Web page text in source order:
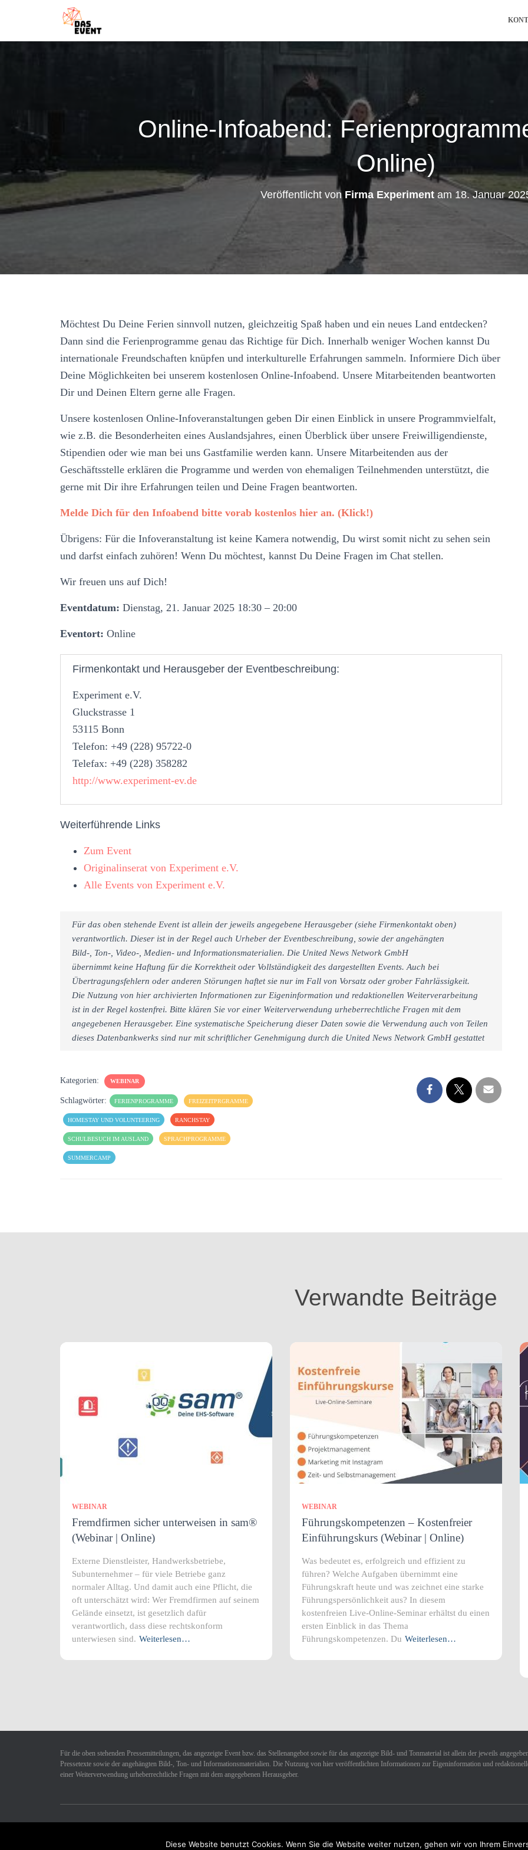
Online-Infoabend:
Online)
Veröffentlicht von Firma Experiment am 18. Januar
Möchtest Du Deine Ferien sinnvoll nutzen, gleichzeitig Spaß haben und ein neues Land entdecken?
Dann sind die Ferienprogramme genau das Richtige für Dich. Innerhalb weniger Wochen kannst Du
internationale Freundschaften knüpfen und interkulturelle Erfahrungen sammeln. Informiere Dich über
Deine Möglichkeiten bei unserem kostenlosen Online-Infoabend. Unsere Mitarbeitenden beantworten
Dir und Deinen Eltern gerne alle Fragen.
Unsere kostenlosen Online-Infoveranstaltungen geben Dir einen Einblick in unsere Programmvielfalt,
wie z.B. die Besonderheiten eines Auslandsjahres, einen Überblick über unsere Freiwilligendienste,
Stipendien oder wie man bei uns Gastfamilie werden kann. Unsere Mitarbeitenden aus der
Geschäftsstelle erklären die Programme und werden von ehemaligen Teilnehmenden unterstützt, die
gerne mit Dir ihre Erfahrungen teilen und Deine Fragen beantworten.
Melde Dich für den Infoabend bitte vorab kostenlos hier an. (Klick!)
Übrigens: Für die Infoveranstaltung ist keine Kamera notwendig, Du wirst somit nicht zu sehen sein
und darfst einfach zuhören! Wenn Du möchtest, kannst Du Deine Fragen im Chat stellen.
Wir freuen uns auf Dich!
Eventdatum: Dienstag, 21. Januar 2025 18:30 – 20:00
Eventort: Online
Firmenkontakt und Herausgeber der Eventbeschreibung:
Experiment e.V.
Gluckstrasse 1
53115 Bonn
Telefon: +49 (228) 95722-0
Telefax: +49 (228) 358282
http://www.experiment-ev.de
Weiterführende Links
Zum Event
Originalinserat von Experiment e.V.
Alle Events von Experiment e.V.
Für das oben stehende Event ist allein der jeweils angegebene Herausgeber (siehe Firmenkontakt oben)
verantwortlich. Dieser ist in der Regel auch Urheber der Eventbeschreibung, sowie der angehängten
Bild-, Ton-, Video-, Medien- und Informationsmaterialien. Die United News Network GmbH
übernimmt keine Haftung für die Korrektheit oder Vollständigkeit des dargestellten Events. Auch bei
Übertragungsfehlern oder anderen Störungen haftet sie nur im Fall von Vorsatz oder grober Fahrlässigkeit.
Die Nutzung von hier archivierten Informationen zur Eigeninformation und redaktionellen Weiterverarbeitung
ist in der Regel kostenfrei. Bitte klären Sie vor einer Weiterverwendung urheberrechtliche Fragen mit dem
angegebenen Herausgeber. Eine systematische Speicherung dieser Daten sowie die Verwendung auch von Teilen
dieses Datenbankwerks sind nur mit schriftlicher Genehmigung durch die United News Network GmbH gestattet
Kategorien: WEBINAR
Schlagwörter: FERIENPROGRAMME FREIZEITPRGRAMME
HOMESTAY UND VOLUNTEERING RANCHSTAY
SCHULBESUCH IM AUSLAND SPRACHPROGRAMME
SUMMERCAMP
Verwandte Beiträge
WEBINAR
Fremdfirmen sicher unterweisen in sam®
(Webinar | Online)
Externe Dienstleister, Handwerksbetriebe,
Subunternehmer – für viele Betriebe ganz
normaler Alltag. Und damit auch eine Pflicht, die
oft unterschätzt wird: Wer Fremdfirmen auf seinem
Gelände einsetzt, ist gesetzlich dafür
verantwortlich, dass diese rechtskonform
unterwiesen sind. Weiterlesen…
WEBINAR
Führungskompetenzen – Kostenfreier
Einführungskurs (Webinar | Online)
Was bedeutet es, erfolgreich und effizient zu
führen? Welche Aufgaben übernimmt eine
Führungskraft heute und was zeichnet eine starke
Führungspersönlichkeit aus? In diesem
kostenfreien Live-Online-Seminar erhältst du einen
ersten Einblick in das Thema
Führungskompetenzen. Du Weiterlesen…
Für die oben stehenden Pressemitteilungen, das angezeigte Event bzw. das Stellenangebot sowie für das angezeigte Bild- und Tonmaterial ist allein der jeweils
Pressetexte sowie der angehängten Bild-, Ton- und Informationsmaterialien. Die Nutzung von hier veröffentlichten Informationen zur Eigeninformation und
einer Weiterverwendung urheberrechtliche Fragen mit dem angegebenen Herausgeber.
Diese Website benutzt Cookies. Wenn Sie die Website weiter nutzen, gehen wir von Ihrem